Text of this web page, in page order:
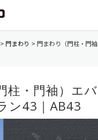
> 門まわり > 門まわり（門柱・門
柱・門袖）エ
ン43｜AB43